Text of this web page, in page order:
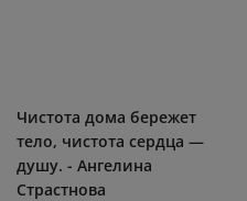
Чистота дома бережет
тело, чистота сердца —
душу. - Ангелина
Страстнова